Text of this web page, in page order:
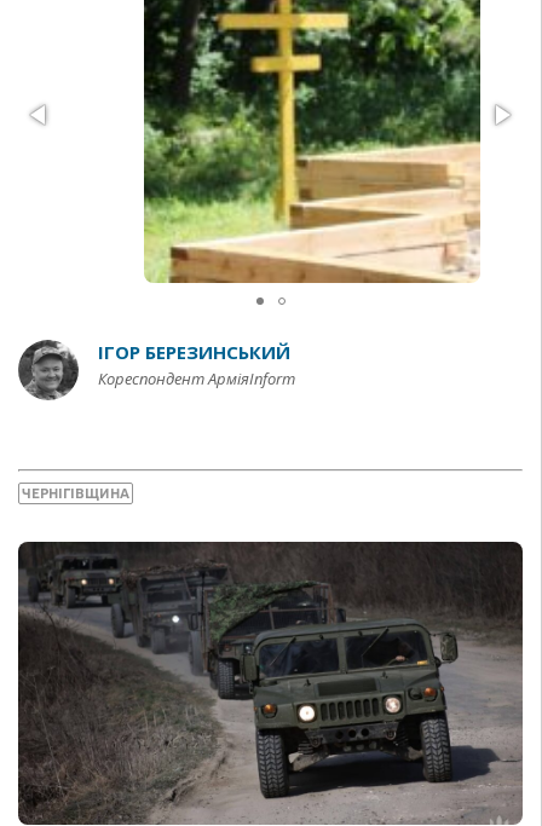
ІГОР БЕРЕЗИНСЬКИЙ
Кореспондент АрміяInform
ЧЕРНІГІВЩИНА